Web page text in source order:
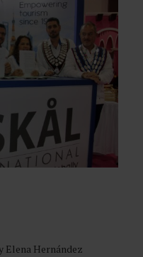
Elena Hernández